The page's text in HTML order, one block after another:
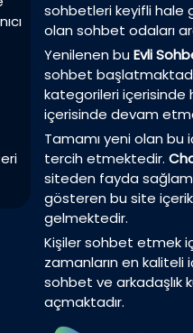
sohbetleri keyifli hale
olan sohbet odaları
Yenilenen buEvli
sohbet
kategorileri içerisinde
içerisinde devam
Tamamı yeni olan bu
tercih etmektedir.
siteden fayda
gösteren bu site
gelmektedir.
Kişiler sohbet etmek
zamanların en kaliteli
sohbet ve arkadaşlık
açmaktadır.